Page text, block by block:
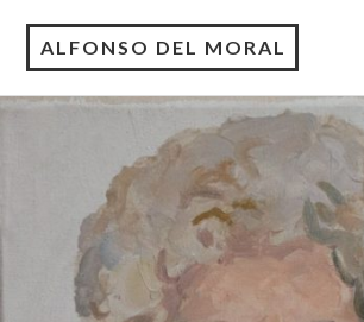
ALFONSO DEL MORAL